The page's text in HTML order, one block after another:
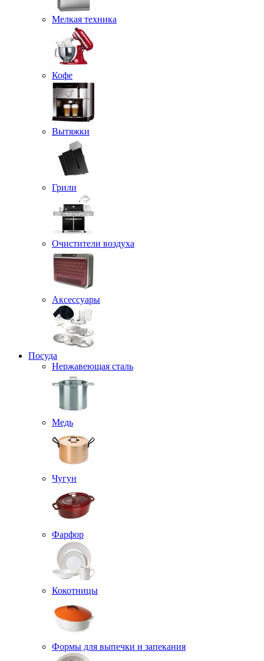
Мелкая техника
Кофе
Вытяжки
Грили
Очистители воздуха
Аксессуары
Посуда
Нержавеющая сталь
Медь
Чугун
Фарфор
Кокотницы
Формы для выпечки и запекания